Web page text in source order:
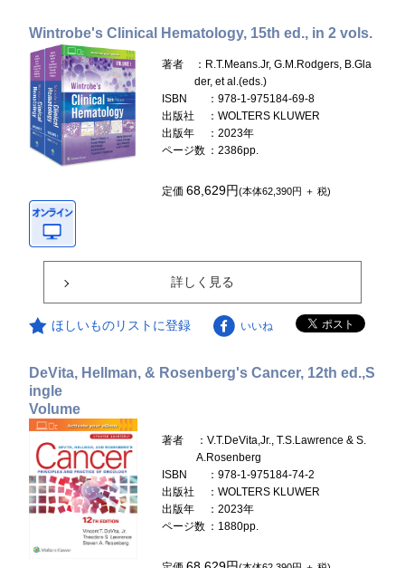
Wintrobe's Clinical Hematology, 15th ed., in 2 vols.
著者
：R.T.Means.Jr, G.M.Rodgers, B.Gla
der, et al.(eds.)
ISBN
：978-1-975184-69-8
出版社
：WOLTERS KLUWER
出版年
：2023年
ページ数 ：2386pp.
定価68,629円(本体62,390円 ＋ 税)
詳しく見る
ほしいものリストに登録 いいね
DeVita, Hellman, & Rosenberg's Cancer, 12th ed.,S
ingle
Volume
著者
：V.T.DeVita,Jr., T.S.Lawrence & S.
A.Rosenberg
ISBN
：978-1-975184-74-2
出版社
：WOLTERS KLUWER
出版年
：2023年
ページ数 ：1880pp.